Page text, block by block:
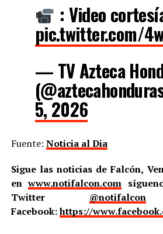
: Video
pic.twitter.com/
— TV Azteca
5, 2026
Fuente: Noticia al Dia
Sigue las noticias de Falcón,
enwww.notifalcon.com
Twitter @notifalcon
Facebook:https://